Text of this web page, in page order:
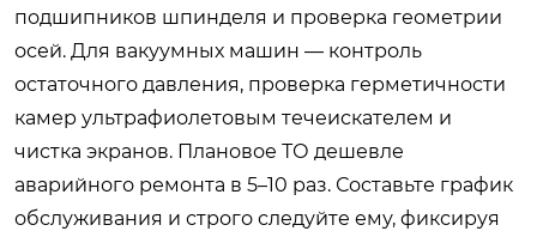
подшипников шпинделя и проверка геометрии
осей. Для вакуумных машин — контроль
остаточного давления, проверка герметичности
камер ультрафиолетовым течеискателем и
чистка экранов. Плановое ТО дешевле
аварийного ремонта в 5–10 раз. Составьте график
обслуживания и строго следуйте ему, фиксируя